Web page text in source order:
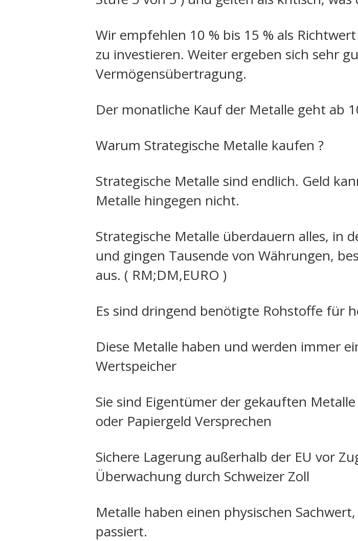
Wir empfehlen 10 % bis 15 % als
zu investieren. Weiter ergeben sich sehr
Vermögensübertragung.
Der monatliche Kauf der Metalle geht ab
Warum Strategische Metalle kaufen ?
Strategische Metalle sind endlich. Geld
Metalle hingegen nicht.
Strategische Metalle überdauern alles, in
und gingen Tausende von Währungen,
aus. ( RM;DM,EURO )
Es sind dringend benötigte Rohstoffe für
Diese Metalle haben und werden immer
Wertspeicher
Sie sind Eigentümer der gekauften
oder Papiergeld Versprechen
Sichere Lagerung außerhalb der EU vor
Überwachung durch Schweizer Zoll
Metalle haben einen physischen
passiert.